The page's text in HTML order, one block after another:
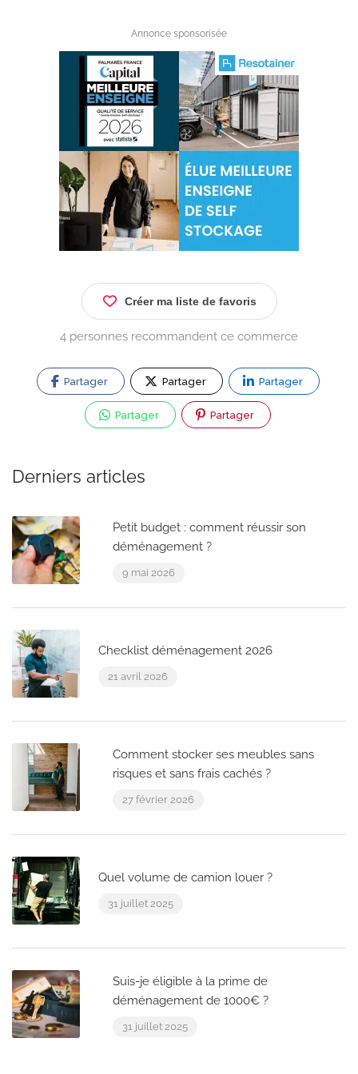
Annonce sponsorisée
Créer ma liste de favoris
4 personnes recommandent ce commerce
Partager Partager Partager
Partager Partager
Derniers articles
Petit budget : comment réussir son
déménagement ?
9 mai 2026
Checklist déménagement 2026
21 avril 2026
Comment stocker ses meubles sans
risques et sans frais cachés ?
27 février 2026
Quel volume de camion louer ?
31 juillet 2025
Suis-je éligible à la prime de
déménagement de 1000€ ?
31 juillet 2025